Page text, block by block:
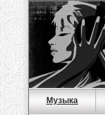
Музыка